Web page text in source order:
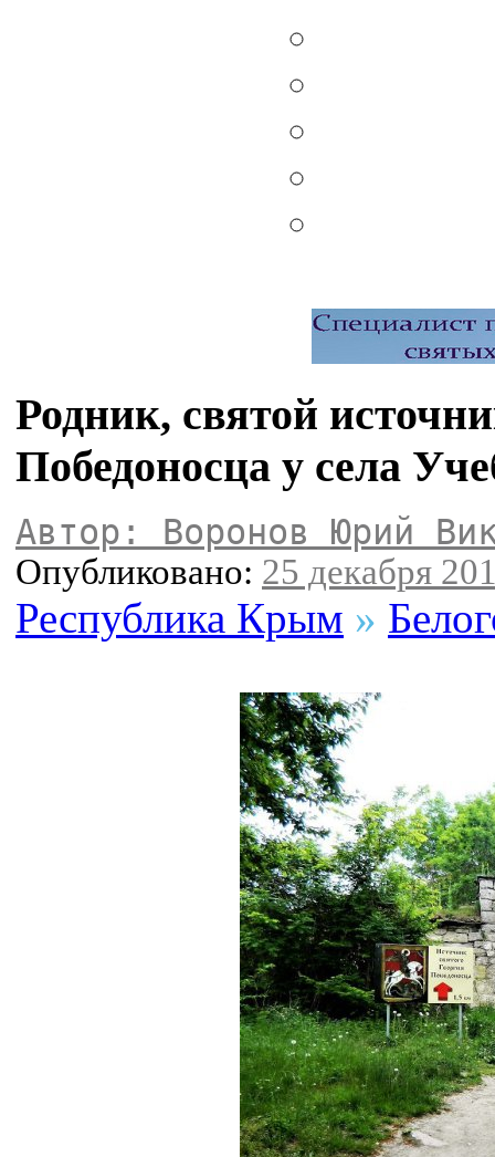
Родник, святой
Победоносца у села
Автор: Воронов Юрий
Опубликовано: 25 декабря
Республика Крым »